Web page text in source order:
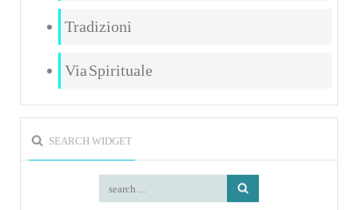
Tradizioni
Via Spirituale
SEARCH WIDGET